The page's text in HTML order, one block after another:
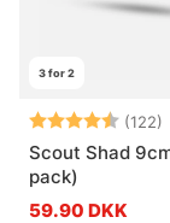
3 for 2
Vurdering: (122)
Scout Shad
pack)
59.90 DKK